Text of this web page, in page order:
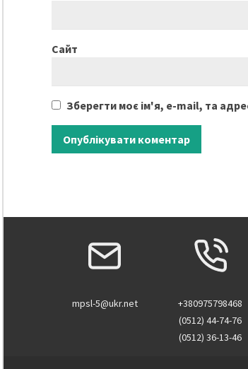
Сайт
Зберегти моє ім'я, e-mail, та
mpsl-5@ukr.net
+380975798468
(0512) 44-74-76
(0512) 36-13-46